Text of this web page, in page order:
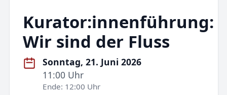
Kurator:innenführung:
Wir sind der Fluss
Sonntag, 21. Juni 2026
11:00 Uhr
Ende: 12:00 Uhr